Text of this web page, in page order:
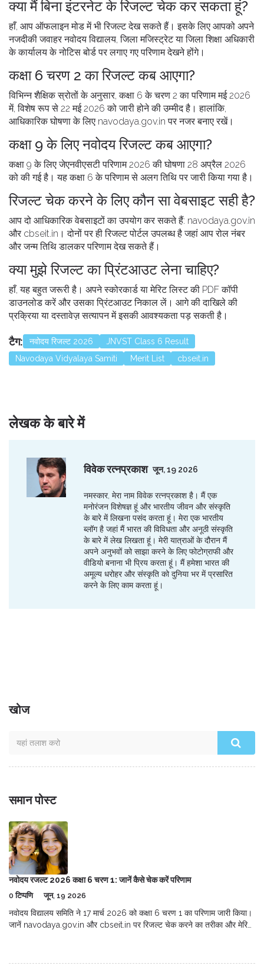
क्या मैं बिना इंटरनेट के रिजल्ट चेक कर सकता हूं?
हाँ, आप ऑफलाइन मोड में भी रिजल्ट देख सकते हैं। इसके लिए आपको अपने
नजदीकी जवाहर नवोदय विद्यालय, जिला मजिस्ट्रेट या जिला शिक्षा अधिकारी
के कार्यालय के नोटिस बोर्ड पर लगाए गए परिणाम देखने होंगे।
कक्षा 6 चरण 2 का रिजल्ट कब आएगा?
विभिन्न शैक्षिक स्रोतों के अनुसार, कक्षा 6 के चरण 2 का परिणाम मई 2026
में, विशेष रूप से 22 मई 2026 को जारी होने की उम्मीद है। हालांकि,
आधिकारिक घोषणा के लिए navodaya.gov.in पर नजर बनाए रखें।
कक्षा 9 के लिए नवोदय रिजल्ट कब आएगा?
कक्षा 9 के लिए जेएनवीएसटी परिणाम 2026 की घोषणा 28 अप्रैल 2026
को की गई है। यह कक्षा 6 के परिणाम से अलग तिथि पर जारी किया गया है।
रिजल्ट चेक करने के लिए कौन सा वेबसाइट सही है?
आप दो आधिकारिक वेबसाइटों का उपयोग कर सकते हैं: navodaya.gov.in
और cbseit.in। दोनों पर ही रिजल्ट पोर्टल उपलब्ध है जहां आप रोल नंबर
और जन्म तिथि डालकर परिणाम देख सकते हैं।
क्या मुझे रिजल्ट का प्रिंटआउट लेना चाहिए?
हाँ, यह बहुत जरूरी है। अपने स्कोरकार्ड या मेरिट लिस्ट की PDF कॉपी
डाउनलोड करें और उसका प्रिंटआउट निकाल लें। आगे की दाखिले की
प्रक्रिया या दस्तावेज़ सत्यापन में इसकी आवश्यकता पड़ सकती है।
टैग: नवोदय रिजल्ट 2026
JNVST Class 6 Result
Navodaya Vidyalaya Samiti
Merit List cbseit.in
लेखक के बारे में
विवेक रत्नप्रकाश जून, 19 2026
नमस्कार, मेरा नाम विवेक रत्नप्रकाश है। मैं एक
मनोरंजन विशेषज्ञ हूं और भारतीय जीवन और संस्कृति
के बारे में लिखना पसंद करता हूं। मेरा एक भारतीय
ब्लॉग है जहां मैं भारत की विविधता और अनूठी संस्कृति
के बारे में लेख लिखता हूं। मेरी यात्राओं के दौरान मैं
अपने अनुभवों को साझा करने के लिए फोटोग्राफी और
वीडियो बनाना भी प्रिय करता हूं। मैं हमेशा भारत की
अमूल्य धरोहर और संस्कृति को दुनिया भर में प्रसारित
करने के लिए काम करता हूं।
खोज
समान पोस्ट
नवोदय रजल्ट 2026 कक्षा 6 चरण 1: जानें कैसे चेक करें परिणाम
0 टिप्पणि जून, 19 2026
नवोदय विद्यालय समिति ने 17 मार्च 2026 को कक्षा 6 चरण 1 का परिणाम जारी किया।
जानें navodaya.gov.in और cbseit.in पर रिजल्ट चेक करने का तरीका और मेरिट